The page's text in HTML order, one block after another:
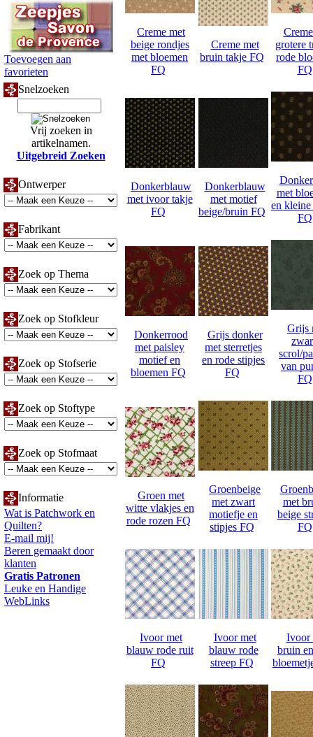
Toevoegen aan
favorieten
Snelzoeken
Vrij zoeken in
artikelnamen.
Uitgebreid Zoeken
Ontwerper
Fabrikant
Zoek op Thema
Zoek op Stofkleur
Zoek op Stofserie
Zoek op Stoftype
Zoek op Stofmaat
Informatie
Wat is Patchwork en
Quilten?
E-mail mij!
Beren gemaakt door
klanten
Gratis Patronen
Leuke en Handige
WebLinks
Creme met
beige rondjes
met bloemen
FQ
Creme met
bruin takje FQ
grotere
rode
FQ
Donkerblauw
met ivoor takje
FQ
Donkerblauw
met motief
beige/bruin FQ
met
en kleine
FQ
Donkerrood
met paisley
motief en
bloemen FQ
Grijs donker
met sterretjes
en rode stipjes
FQ
Grijs
scrol/
van
FQ
Groen met
witte vlakjes en
rode rozen FQ
Groenbeige
met zwart
motiefje en
stipjes FQ
met
beige
FQ
Ivoor met
blauw rode ruit
FQ
Ivoor met
blauw rode
streep FQ
Ivoor
bruin